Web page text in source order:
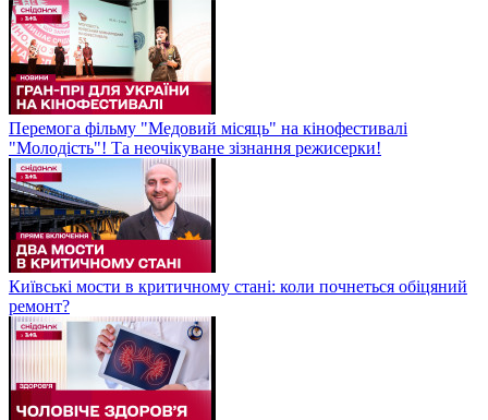
Перемога фільму "Медовий місяць" на кінофестивалі
"Молодість"! Та неочікуване зізнання режисерки!
Київські мости в критичному стані: коли почнеться обіцяний
ремонт?